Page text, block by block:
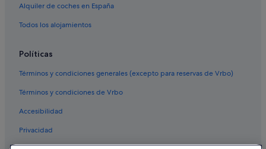
Alquiler de coches en España
Todos los alojamientos
Políticas
Términos y condiciones generales (excepto para reservas de Vrbo)
Términos y condiciones de Vrbo
Accesibilidad
Privacidad